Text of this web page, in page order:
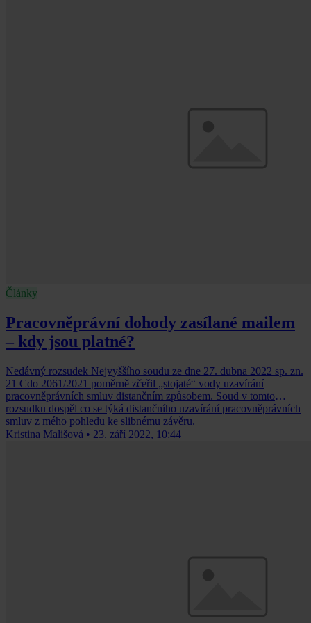
Články
Pracovněprávní dohody zasílané mailem
– kdy jsou platné?
Nedávný rozsudek Nejvyššího soudu ze dne 27. dubna 2022 sp. zn.
21 Cdo 2061/2021 poměrně zčeřil „stojaté“ vody uzavírání
pracovněprávních smluv distančním způsobem. Soud v tomto
rozsudku dospěl co se týká distančního uzavírání pracovněprávních
smluv z mého pohledu ke slibnému závěru.
Kristina Mališová • 23. září 2022, 10:44